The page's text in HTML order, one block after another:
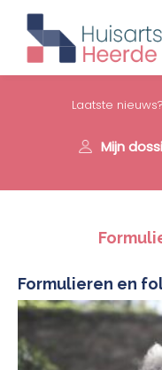
Laatste nieuws?
Mijn
Formulieren en